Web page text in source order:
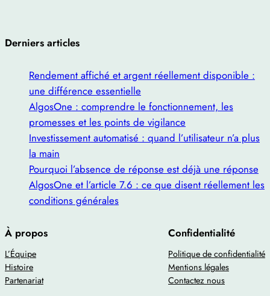
Derniers articles
Rendement affiché et argent réellement disponible :
une différence essentielle
AlgosOne : comprendre le fonctionnement, les
promesses et les points de vigilance
Investissement automatisé : quand l’utilisateur n’a plus
la main
Pourquoi l’absence de réponse est déjà une réponse
AlgosOne et l’article 7.6 : ce que disent réellement les
conditions générales
À propos
L’Équipe
Histoire
Partenariat
Confidentialité
Politique de confidentialité
Mentions légales
Contactez nous